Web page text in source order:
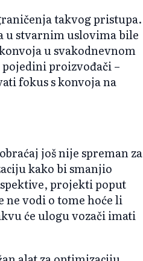
takvog pristupa.
u stvarnim uslovima bile
u svakodnevnom
proizvođači –
fokus s konvoja na
još nije spreman za
kako bi smanjio
projekti poput
ne vodi o tome hoće li
će ulogu vozači imati